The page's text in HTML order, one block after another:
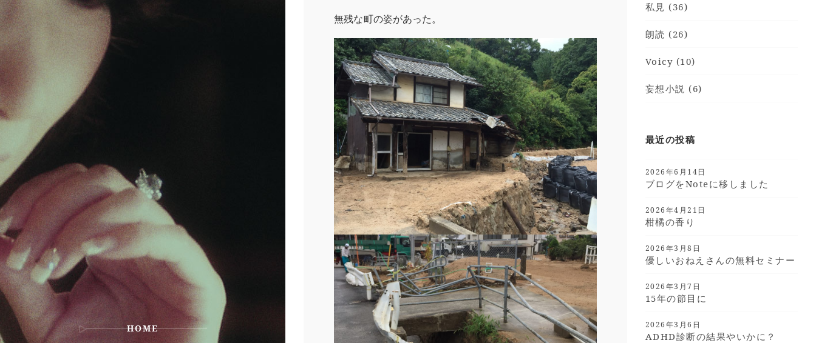
HOME
無残な町の姿があった。
私見 (36)
朗読 (26)
Voicy (10)
妄想小説 (6)
最近の投稿
2026年6月14日
ブログをnoteに移しました
2026年4月21日
柑橘の香り
2026年3月8日
優しいおねえさんの無料セミナー
2026年3月7日
15年の節目に
2026年3月6日
ADHD診断の結果やいかに？